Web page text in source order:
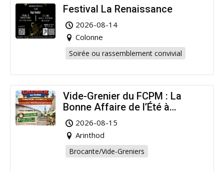
Festival La Renaissance
2026-08-14
Colonne
Soirée ou rassemblement convivial
Vide-Grenier du FCPM : La
Bonne Affaire de l’Été à
Arinthod !
2026-08-15
Arinthod
Brocante/Vide-Greniers